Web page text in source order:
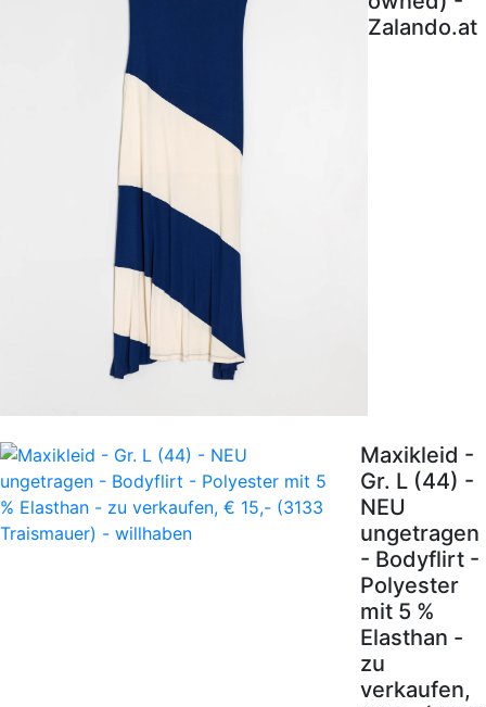
Zalando.at
Maxikleid -
Gr. L (44) -
NEU
ungetragen
- Bodyflirt -
Polyester
mit 5 %
Elasthan -
zu
verkaufen,